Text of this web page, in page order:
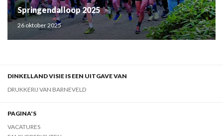
Springendalloop 2025
26 oktober 2025
DINKELLAND VISIE IS EEN UITGAVE VAN
DRUKKERIJ VAN BARNEVELD
PAGINA'S
VACATURES